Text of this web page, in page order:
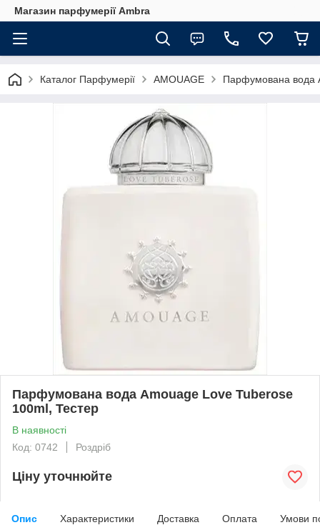
Магазин парфумерії Ambra
Каталог Парфумерії AMOUAGE Парфумована вода
Парфумована вода Amouage Love Tuberose
100ml, Тестер
В наявності
Код: 0742
Роздріб
Ціну уточнюйте
Опис Характеристики Доставка Оплата Умови